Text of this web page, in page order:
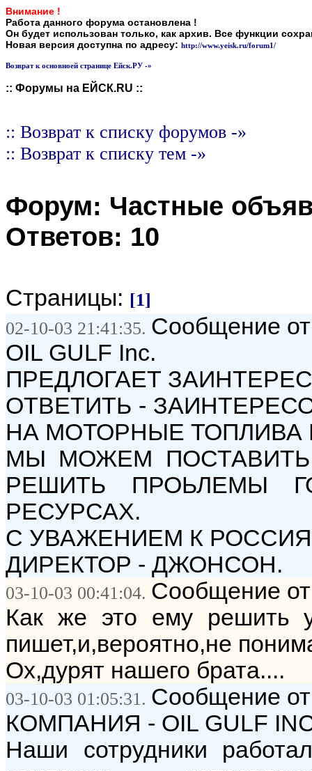
Внимание !
Работа данного форума остановлена !
Он будет использован только, как архив. Все функции
Новая версия доступна по адресу: http://www.yeisk.ru/forum1/
Возврат к основноей странице Ейск.РУ -»
:: Форумы на ЕЙСК.RU ::
:: Возврат к списку форумов -»
:: Возврат к списку тем -»
Форум: Частные
Ответов: 10
Страницы: [1]
02-10-03 21:41:35. Сообщение
OIL GULF Inc.
ПРЕДЛОГАЕТ
ОТВЕТИТЬ -
НА МОТОРНЫЕ ТОПЛИВА
МЫ МОЖЕМ
РЕШИТЬ ПРОЬЛЕМЫ
РЕСУРСАХ.
С УВАЖЕНИЕМ К
ДИРЕКТОР - ДЖОНСОН.
03-10-03 00:41:04. Сообщение
Как же это ему решить
пишет,и,вероятно,не
Ох,дурят нашего брата....
03-10-03 01:05:31. Сообщение
КОМПАНИЯ - OIL GULF
Наши сотрудники